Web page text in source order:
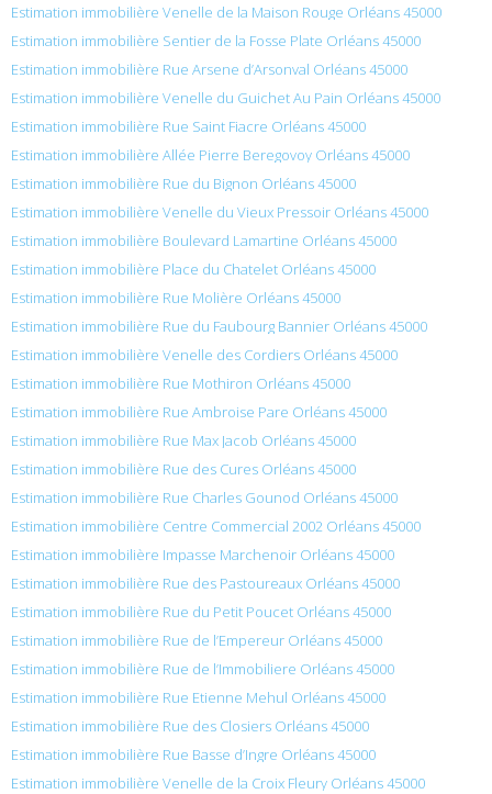
Estimation immobilière Venelle de la Maison Rouge Orléans 45000
Estimation immobilière Sentier de la Fosse Plate Orléans 45000
Estimation immobilière Rue Arsene d’Arsonval Orléans 45000
Estimation immobilière Venelle du Guichet Au Pain Orléans 45000
Estimation immobilière Rue Saint Fiacre Orléans 45000
Estimation immobilière Allée Pierre Beregovoy Orléans 45000
Estimation immobilière Rue du Bignon Orléans 45000
Estimation immobilière Venelle du Vieux Pressoir Orléans 45000
Estimation immobilière Boulevard Lamartine Orléans 45000
Estimation immobilière Place du Chatelet Orléans 45000
Estimation immobilière Rue Molière Orléans 45000
Estimation immobilière Rue du Faubourg Bannier Orléans 45000
Estimation immobilière Venelle des Cordiers Orléans 45000
Estimation immobilière Rue Mothiron Orléans 45000
Estimation immobilière Rue Ambroise Pare Orléans 45000
Estimation immobilière Rue Max Jacob Orléans 45000
Estimation immobilière Rue des Cures Orléans 45000
Estimation immobilière Rue Charles Gounod Orléans 45000
Estimation immobilière Centre Commercial 2002 Orléans 45000
Estimation immobilière Impasse Marchenoir Orléans 45000
Estimation immobilière Rue des Pastoureaux Orléans 45000
Estimation immobilière Rue du Petit Poucet Orléans 45000
Estimation immobilière Rue de l’Empereur Orléans 45000
Estimation immobilière Rue de l’Immobiliere Orléans 45000
Estimation immobilière Rue Etienne Mehul Orléans 45000
Estimation immobilière Rue des Closiers Orléans 45000
Estimation immobilière Rue Basse d’Ingre Orléans 45000
Estimation immobilière Venelle de la Croix Fleury Orléans 45000